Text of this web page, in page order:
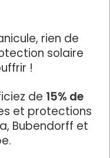
rien de
solaire
!
de 15% de
et protections
Bubendorff et